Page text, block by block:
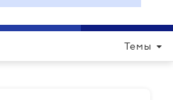
Темы